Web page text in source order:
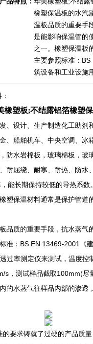
橡塑保温板的水汽
温板品质的重要手
是能影响保温管的
之一。橡塑保温板
主要参照标准：
筑设备和工业设施
橡塑板;不结露铝箔橡塑
、设计、生产制造化工助
、船舶机车、中央空调、
防水岩棉板，玻璃棉板，玻
耐屈绕、耐寒、耐热、防
能长期保持较低的导热系
塑保温材料通常是保护管
品质的重要手段，抗水蒸气
准：BS EN 13469-2001《
过率测定仪来测试，温度
s，测试样品截取100mm(
的水蒸气往样品内部的渗
的要求铸就了过硬的产品质